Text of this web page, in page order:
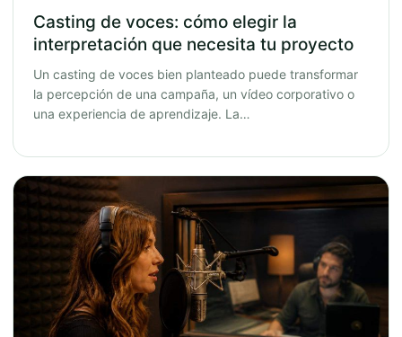
Casting de voces: cómo elegir la
interpretación que necesita tu proyecto
Un casting de voces bien planteado puede transformar
la percepción de una campaña, un vídeo corporativo o
una experiencia de aprendizaje. La…